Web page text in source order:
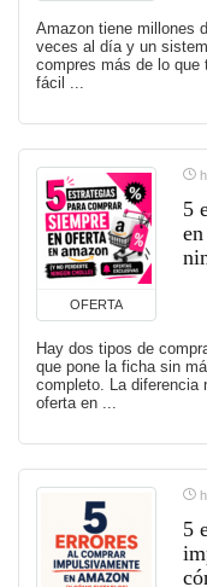
Amazon tiene millones
veces al día y un
compres más de lo
fácil ...
OFERTA
5
Hay dos tipos de
que pone la ficha sin
completo. La
oferta en ...
5